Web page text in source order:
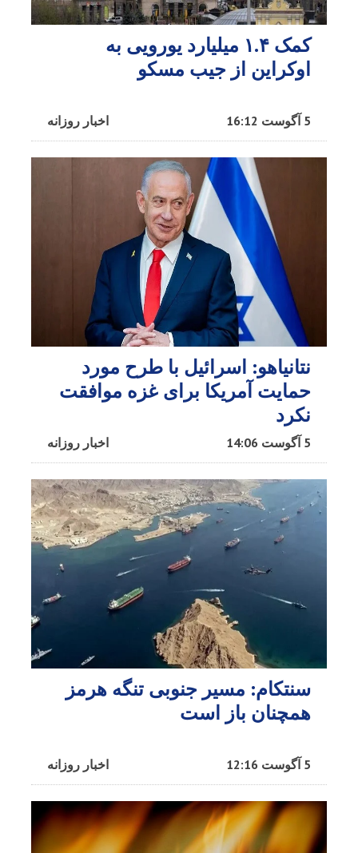
کمک ۱.۴ میلیارد یورویی به
اوکراین از جیب مسکو
اخبار روزانه 5 آگوست 16:12
نتانیاهو: اسرائیل با طرح مورد
حمایت آمریکا برای غزه موافقت
نکرد
اخبار روزانه 5 آگوست 14:06
سنتکام: مسیر جنوبی تنگه هرمز
همچنان باز است
اخبار روزانه 5 آگوست 12:16